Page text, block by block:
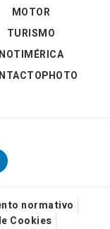
MOTOR
TURISMO
NOTIMÉRICA
normativo
Cookies